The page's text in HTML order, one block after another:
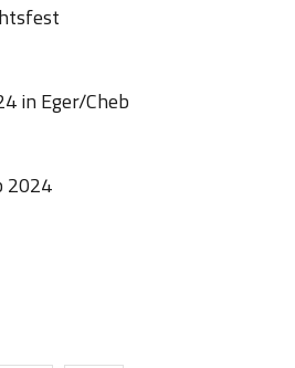
in Eger/Cheb
2024